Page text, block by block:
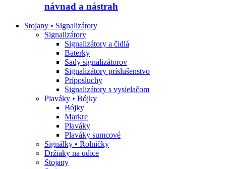
návnad a nástrah
Stojany • Signalizátory
Signalizátory
Signalizátory a čidlá
Baterky
Sady signalizátorov
Signalizátory príslušenstvo
Príposluchy
Signalizátory s vysielačom
Plaváky • Bójky
Bójky
Markre
Plaváky
Plaváky sumcové
Signálky • Rolničky
Držiaky na udice
Stojany